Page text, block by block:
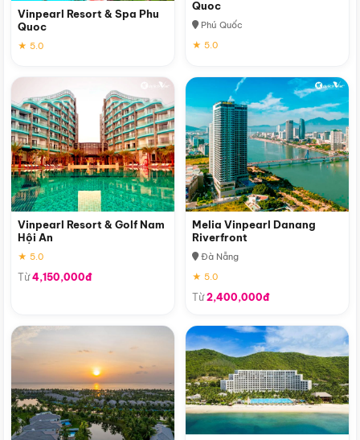
Vinpearl Resort & Spa Phu
Quoc
★ 5.0
Quoc
Phú Quốc
★ 5.0
Vinpearl Resort & Golf Nam
Hội An
★ 5.0
Từ4,150,000đ
Melia Vinpearl Danang
Riverfront
Đà Nẵng
★ 5.0
Từ2,400,000đ